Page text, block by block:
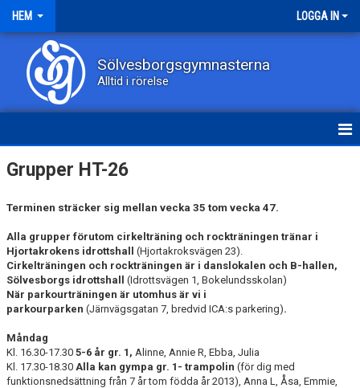
HEM LOGGA IN
Sölvesborgsgymnasterna
Alltid i rörelse
HEM
OM KLUBBEN
KONTAKT
DOKUMENT
GRUPPER
STYRELSEN
Grupper HT-26
Terminen sträcker sig mellan vecka 35 tom vecka 47.
Alla grupper förutom cirkelträning och rockträningen tränar i
Hjortakrokens idrottshall
(Hjortakroksvägen 23).
Cirkelträningen och rockträningen är i danslokalen och B-hallen,
Sölvesborgs idrottshall (Idrottsvägen 1, Bokelundsskolan)
När parkourträningen är utomhus är vi i
parkourparken (Järnvägsgatan 7, bredvid ICA:s parkering).
Måndag
Kl. 16.30-17.30 5-6 år gr. 1 , Alinne, Annie R, Ebba, Julia
Kl. 17.30-18.30 Alla kan gympa gr. 1- trampolin (för dig med
funktionsnedsättning från 7 år tom födda år 2013), Anna L, Åsa, Emmie,